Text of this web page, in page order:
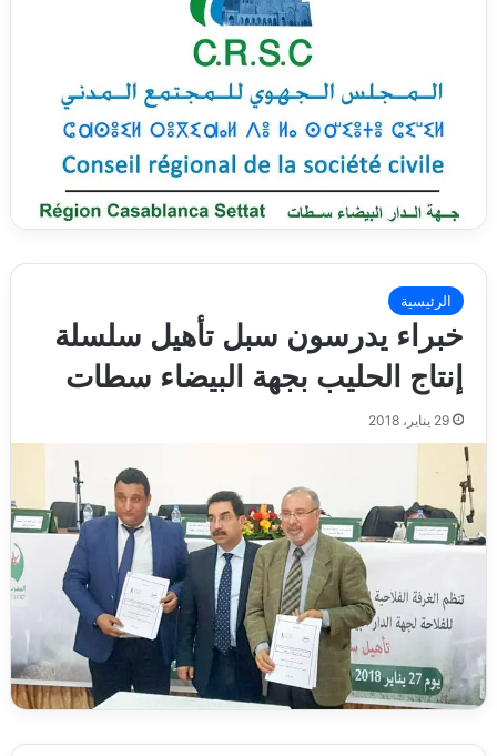
الرئيسية
خبراء يدرسون سبل تأهيل سلسلة
إنتاج الحليب بجهة البيضاء سطات
29 يناير، 2018